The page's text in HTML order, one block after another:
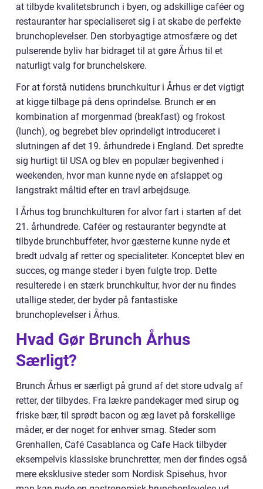
at tilbyde kvalitetsbrunch i byen, og adskillige caféer og
restauranter har specialiseret sig i at skabe de perfekte
brunchoplevelser. Den storbyagtige atmosfære og det
pulserende byliv har bidraget til at gøre Århus til et
naturligt valg for brunchelskere.
For at forstå nutidens brunchkultur i Århus er det vigtigt
at kigge tilbage på dens oprindelse. Brunch er en
kombination af morgenmad (breakfast) og frokost
(lunch), og begrebet blev oprindeligt introduceret i
slutningen af det 19. århundrede i England. Det spredte
sig hurtigt til USA og blev en populær begivenhed i
weekenden, hvor man kunne nyde en afslappet og
langstrakt måltid efter en travl arbejdsuge.
I Århus tog brunchkulturen for alvor fart i starten af det
21. århundrede. Caféer og restauranter begyndte at
tilbyde brunchbuffeter, hvor gæsterne kunne nyde et
bredt udvalg af retter og specialiteter. Konceptet blev en
succes, og mange steder i byen fulgte trop. Dette
resulterede i en stærk brunchkultur, hvor der nu findes
utallige steder, der byder på fantastiske
brunchoplevelser i Århus.
Hvad Gør Brunch Århus
Særligt?
Brunch Århus er særligt på grund af det store udvalg af
retter, der tilbydes. Fra lækre pandekager med sirup og
friske bær, til sprødt bacon og æg lavet på forskellige
måder, er der noget for enhver smag. Steder som
Grenhallen, Café Casablanca og Cafe Hack tilbyder
eksempelvis klassiske brunchretter, men der findes også
mere eksklusive steder som Nordisk Spisehus, hvor